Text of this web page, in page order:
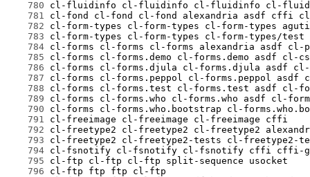
    780
    781
    782
    783
    784
    785
    786
    787
    788
    789
    790
    791
    792
    793
    794
    795
    796